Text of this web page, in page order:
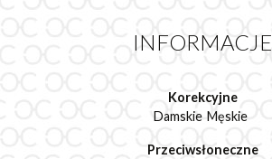
INFORMACJE
Korekcyjne
Damskie Męskie
Przeciwsłoneczne